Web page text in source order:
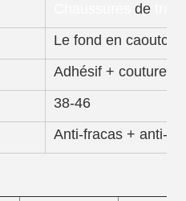
de
Le fond en
Adhésif + couture
38-46
Anti-fracas + anti-